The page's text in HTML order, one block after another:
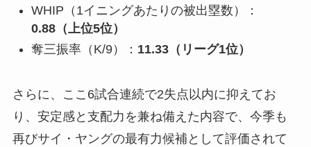
WHIP（1イニングあたりの被出塁数）：
0.88（上位5位）
奪三振率（K/9）： 11.33（リーグ1位）
さらに、ここ6試合連続で2失点以内に抑えてお
り、安定感と支配力を兼ね備えた内容で、今季も
再びサイ・ヤングの最有力候補として評価されて